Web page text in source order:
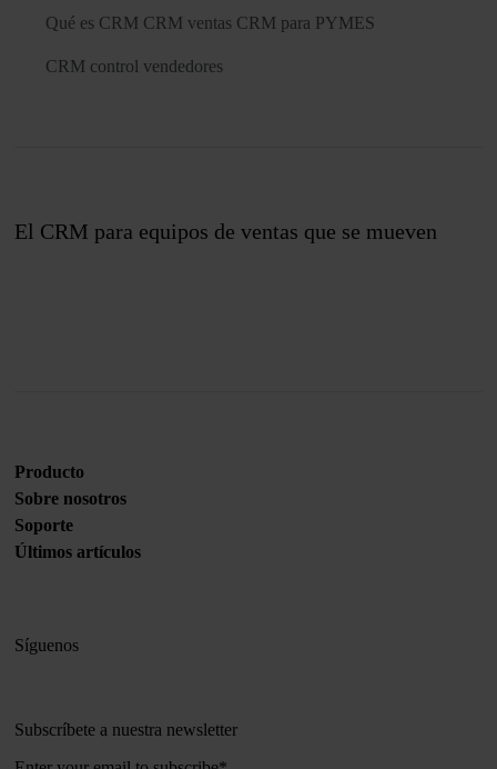
Qué es CRM CRM ventas CRM para PYMES
CRM control vendedores
El CRM para equipos de ventas que se mueven
Producto
Sobre nosotros
Soporte
Últimos artículos
Síguenos
Subscríbete a nuestra newsletter